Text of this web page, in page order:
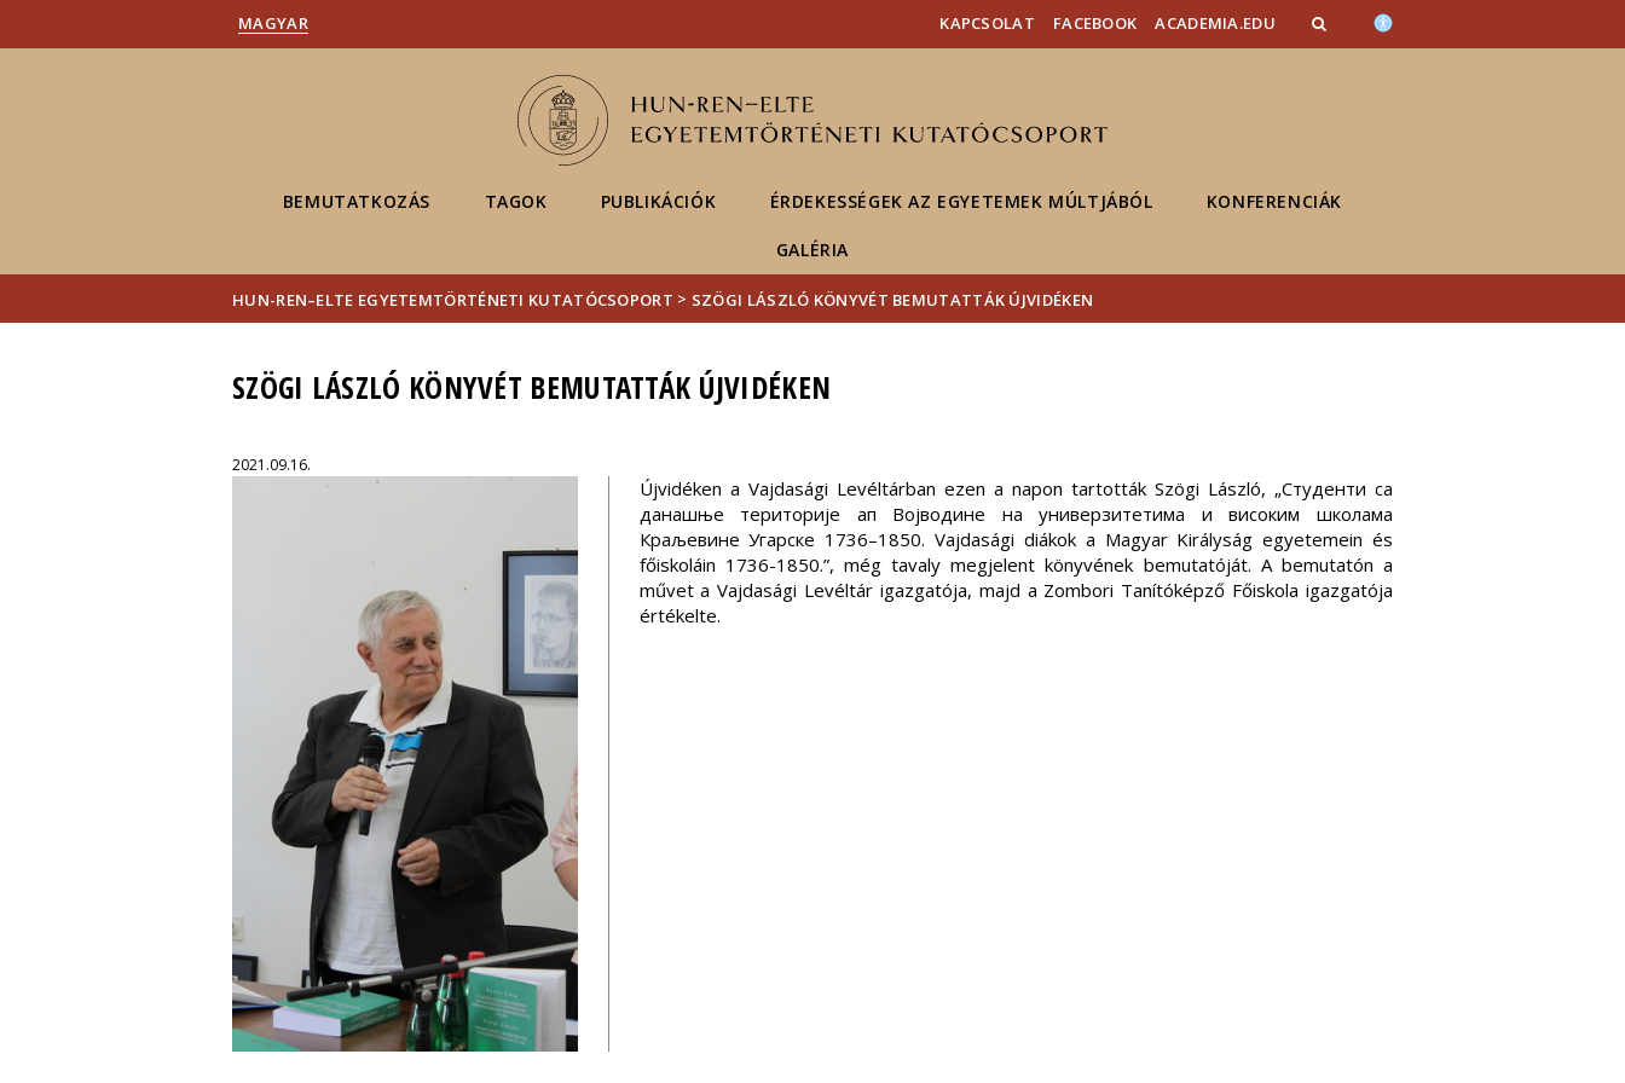
MAGYAR KAPCSOLAT FACEBOOK ACADEMIA.EDU
BEMUTATKOZÁS TAGOK PUBLIKÁCIÓK ÉRDEKESSÉGEK AZ EGYETEMEK MÚLTJÁBÓL KONFERENCIÁK
GALÉRIA
HUN-REN–ELTE EGYETEMTÖRTÉNETI KUTATÓCSOPORT > SZÖGI LÁSZLÓ KÖNYVÉT BEMUTATTÁK ÚJVIDÉKEN
SZÖGI LÁSZLÓ KÖNYVÉT BEMUTATTÁK ÚJVIDÉKEN
2021.09.16.
Újvidéken a Vajdasági Levéltárban ezen a napon tartották Szögi László, „Студенти са
данашње територије ап Војводине на универзитетима и високим школама
Краљевине Угарске 1736–1850. Vajdasági diákok a Magyar Királyság egyetemein és
főiskoláin 1736-1850.”, még tavaly megjelent könyvének bemutatóját. A bemutatón a
művet a Vajdasági Levéltár igazgatója, majd a Zombori Tanítóképző Főiskola igazgatója
értékelte.